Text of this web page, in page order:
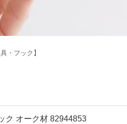
・フック】
ク オーク材 82944853